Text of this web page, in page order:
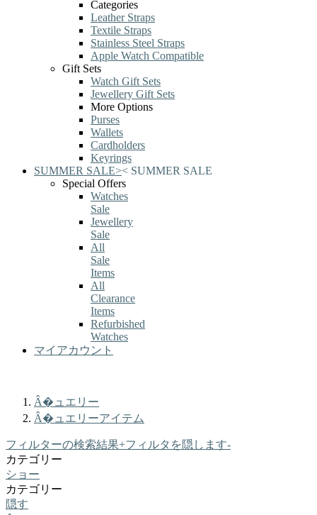
Categories
Leather Straps
Textile Straps
Stainless Steel Straps
Apple Watch Compatible
Gift Sets
Watch Gift Sets
Jewellery Gift Sets
More Options
Purses
Wallets
Cardholders
Keyrings
SUMMER SALE>< SUMMER SALE
Special Offers
Watches
Sale
Jewellery
Sale
All
Sale
Items
All
Clearance
Items
Refurbished
Watches
マイアカウント
Â�ュエリー
Â�ュエリーアイテム
フィルターの検索結果+フィルタを隠します-
カテゴリー
ショー
カテゴリー
隠す